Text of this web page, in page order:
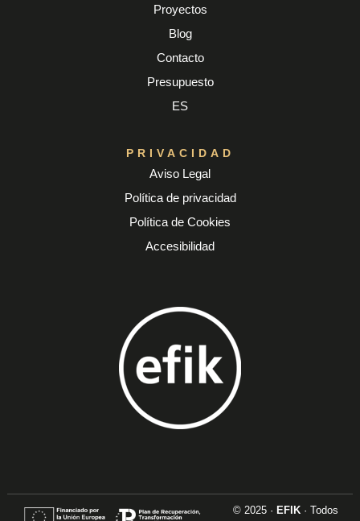
Proyectos
Blog
Contacto
Presupuesto
ES
PRIVACIDAD
Aviso Legal
Política de privacidad
Política de Cookies
Accesibilidad
© 2025 · EFIK· Todos